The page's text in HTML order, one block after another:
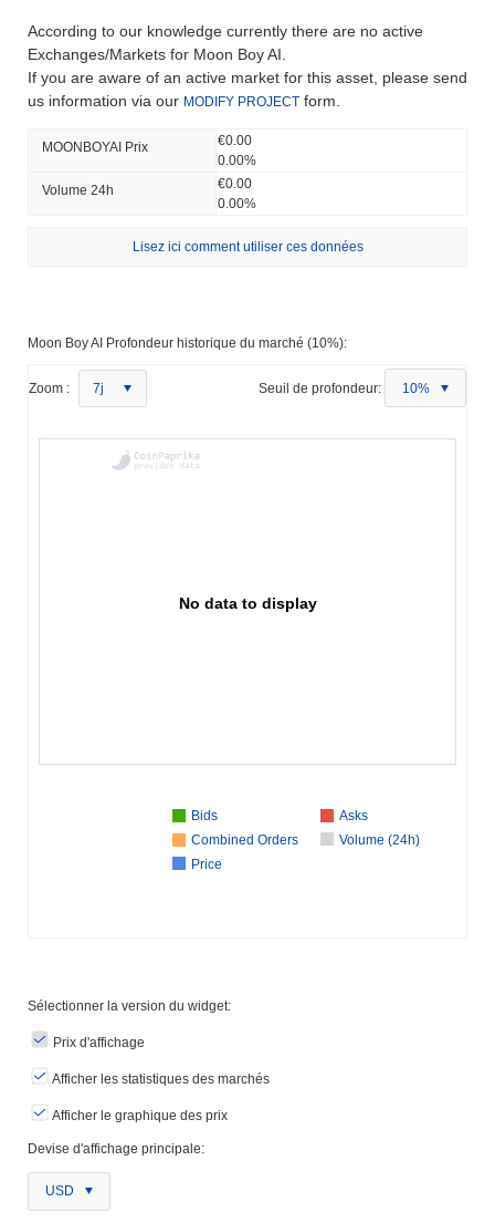
According to our knowledge currently there are no active
Exchanges/Markets for Moon Boy AI.
If you are aware of an active market for this asset, please send
us information via our MODIFY PROJECT form.
MOONBOYAI Prix ​​
€0.00
0.00%
Volume 24h
€0.00
0.00%
Lisez ici comment utiliser ces données
Moon Boy AI Profondeur historique du marché (10%):
Zoom : 7j Seuil de profondeur: 10%
No data to display
Bids
Asks
Combined Orders
Volume (24h)
Price
Sélectionner la version du widget:
Prix ​​d'affichage
Afficher les statistiques des marchés
Afficher le graphique des prix
Devise d'affichage principale:
USD